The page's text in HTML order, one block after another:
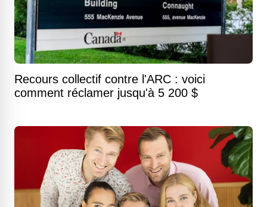
Recours collectif contre l'ARC : voici
comment réclamer jusqu'à 5 200 $